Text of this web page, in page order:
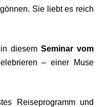
Sie liebt es reich
diesem Seminar vom
– einer Muse
Reiseprogramm und